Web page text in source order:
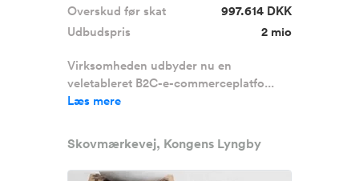
Overskud før skat
997.614 DKK
Udbudspris
2 mio
Virksomheden udbyder nu en
veletableret B2C-e-commerceplatfo...
Læs mere
Skovmærkevej, Kongens Lyngby